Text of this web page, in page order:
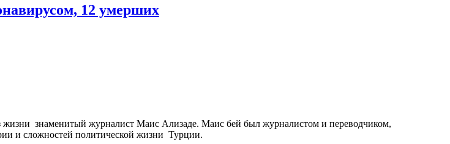
12 умерших
жизни знаменитый журналист Маис Ализаде. Маис бей был журналистом и переводчиком,
и сложностей политической жизни Турции.